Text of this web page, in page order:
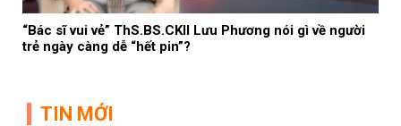
“Bác sĩ vui vẻ” ThS.BS.CKII Lưu Phương nói gì về người
trẻ ngày càng dễ “hết pin”?
TIN MỚI